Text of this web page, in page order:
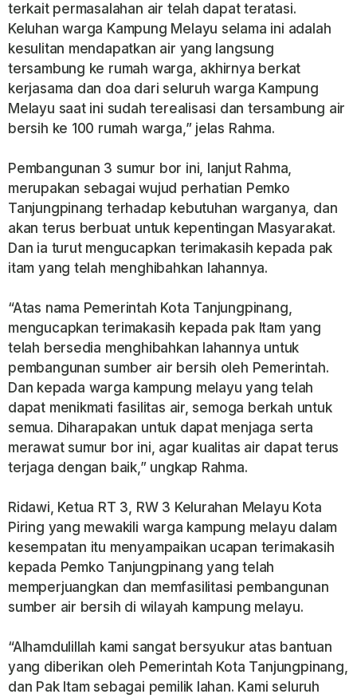
terkait permasalahan air telah dapat teratasi.
Keluhan warga Kampung Melayu selama ini adalah
kesulitan mendapatkan air yang langsung
tersambung ke rumah warga, akhirnya berkat
kerjasama dan doa dari seluruh warga Kampung
Melayu saat ini sudah terealisasi dan tersambung air
bersih ke 100 rumah warga,” jelas Rahma.
Pembangunan 3 sumur bor ini, lanjut Rahma,
merupakan sebagai wujud perhatian Pemko
Tanjungpinang terhadap kebutuhan warganya, dan
akan terus berbuat untuk kepentingan Masyarakat.
Dan ia turut mengucapkan terimakasih kepada pak
itam yang telah menghibahkan lahannya.
“Atas nama Pemerintah Kota Tanjungpinang,
mengucapkan terimakasih kepada pak Itam yang
telah bersedia menghibahkan lahannya untuk
pembangunan sumber air bersih oleh Pemerintah.
Dan kepada warga kampung melayu yang telah
dapat menikmati fasilitas air, semoga berkah untuk
semua. Diharapakan untuk dapat menjaga serta
merawat sumur bor ini, agar kualitas air dapat terus
terjaga dengan baik,” ungkap Rahma.
Ridawi, Ketua RT 3, RW 3 Kelurahan Melayu Kota
Piring yang mewakili warga kampung melayu dalam
kesempatan itu menyampaikan ucapan terimakasih
kepada Pemko Tanjungpinang yang telah
memperjuangkan dan memfasilitasi pembangunan
sumber air bersih di wilayah kampung melayu.
“Alhamdulillah kami sangat bersyukur atas bantuan
yang diberikan oleh Pemerintah Kota Tanjungpinang,
dan Pak Itam sebagai pemilik lahan. Kami seluruh